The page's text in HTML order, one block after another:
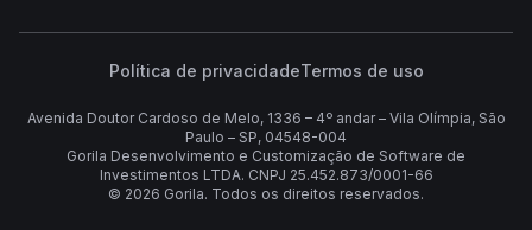
Política de privacidadeTermos de uso
Avenida Doutor Cardoso de Melo, 1336 – 4º andar – Vila Olímpia, São
Paulo – SP, 04548-004
Gorila Desenvolvimento e Customização de Software de
Investimentos LTDA. CNPJ 25.452.873/0001-66
© 2026 Gorila. Todos os direitos reservados.